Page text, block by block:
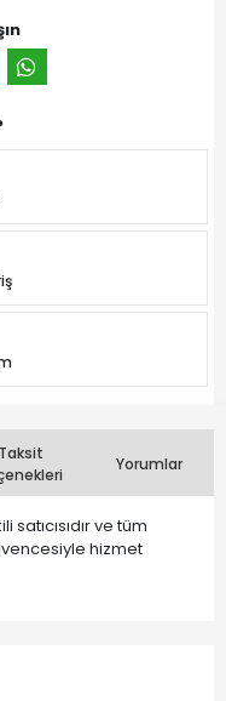
Taksit
Yorumlar
satıcısıdır ve tüm
hizmet